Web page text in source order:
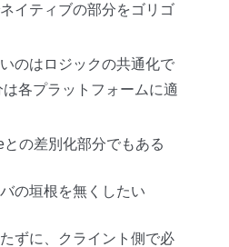
イティブの部分をゴリゴ
のはロジックの共通化で
各プラットフォームに適
の差別化部分でもある
の垣根を無くしたい
ずに、クライント側で必